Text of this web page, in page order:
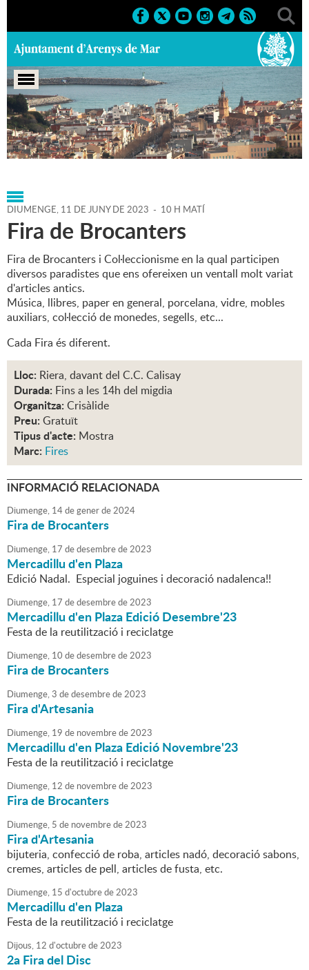
Portada > Agenda > 11-06-
2023 > Marcs > Culturals > 2023 > Fires
DIUMENGE, 11 DE JUNY DE 2023 - 10 H MATÍ
Fira de Brocanters
Fira de Brocanters i Col·leccionisme en la qual participen
diversos paradistes que ens ofereixen un ventall molt variat
d'articles antics.
Música, llibres, paper en general, porcelana, vidre, mobles
auxiliars, col·lecció de monedes, segells, etc...
Cada Fira és diferent.
Lloc: Riera, davant del C.C. Calisay
Durada: Fins a les 14h del migdia
Organitza: Crisàlide
Preu: Gratuït
Tipus d'acte: Mostra
Marc: Fires
INFORMACIÓ RELACIONADA
Diumenge, 14degenerde2024
Fira de Brocanters
Diumenge, 17 dedesembrede2023
Mercadillu d'en Plaza
Edició Nadal. Especial joguines i decoració nadalenca!!
Diumenge, 17 dedesembrede2023
Mercadillu d'en Plaza Edició Desembre'23
Festa de la reutilització i reciclatge
Diumenge, 10 dedesembrede2023
Fira de Brocanters
Diumenge,3 dedesembrede2023
Fira d'Artesania
Diumenge, 19 de novembrede2023
Mercadillu d'en Plaza Edició Novembre'23
Festa de la reutilització i reciclatge
Diumenge, 12 de novembrede2023
Fira de Brocanters
Diumenge, 5 de novembrede2023
Fira d'Artesania
bijuteria, confecció de roba, articles nadó, decoració sabons,
cremes, articles de pell, articles de fusta, etc.
Diumenge, 15 d'octubrede2023
Mercadillu d'en Plaza
Festa de la reutilització i reciclatge
Dijous, 12 d'octubrede2023
2a Fira del Disc